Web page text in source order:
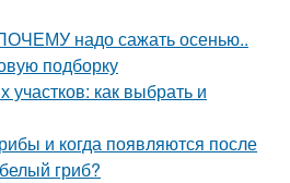
надо сажать осенью..
подборку
как выбрать и
и когда появляются после
гриб?